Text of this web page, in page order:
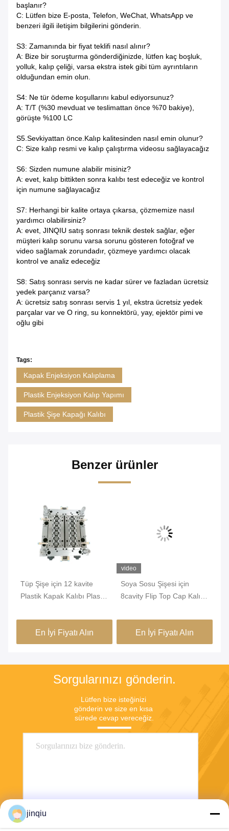
başlanır?
C: Lütfen bize E-posta, Telefon, WeChat, WhatsApp ve
benzeri ilgili iletişim bilgilerini gönderin.
S3: Zamanında bir fiyat teklifi nasıl alınır?
A: Bize bir soruşturma gönderdiğinizde, lütfen kaç boşluk,
yolluk, kalıp çeliği, varsa ekstra istek gibi tüm ayrıntıların
olduğundan emin olun.
S4: Ne tür ödeme koşullarını kabul ediyorsunuz?
A: T/T (%30 mevduat ve teslimattan önce %70 bakiye),
görüşte %100 LC
S5.Sevkiyattan önce.Kalıp kalitesinden nasıl emin olunur?
C: Size kalıp resmi ve kalıp çalıştırma videosu sağlayacağız
S6: Sizden numune alabilir misiniz?
A: evet, kalıp bittikten sonra kalıbı test edeceğiz ve kontrol
için numune sağlayacağız
S7: Herhangi bir kalite ortaya çıkarsa, çözmemize nasıl
yardımcı olabilirsiniz?
A: evet, JINQIU satış sonrası teknik destek sağlar, eğer
müşteri kalıp sorunu varsa sorunu gösteren fotoğraf ve
video sağlamak zorundadır, çözmeye yardımcı olacak
kontrol ve analiz edeceğiz
S8: Satış sonrası servis ne kadar sürer ve fazladan ücretsiz
yedek parçanız varsa?
A: ücretsiz satış sonrası servis 1 yıl, ekstra ücretsiz yedek
parçalar var ve O ring, su konnektörü, yay, ejektör pimi ve
oğlu gibi
Tags:
Kapak Enjeksiyon Kalıplama
Plastik Enjeksiyon Kalıp Yapımı
Plastik Şişe Kapağı Kalıbı
Benzer ürünler
Tüp Şişe için 12 kavite
Plastik Kapak Kalıbı Plastik
En İyi Fiyatı Alın
video
Soya Sosu Şişesi için
8cavity Flip Top Cap Kalıp
Halkası
En İyi Fiyatı Alın
Sorgularınızı gönderin.
Lütfen bize isteğinizi
gönderin ve size en kısa
sürede cevap vereceğiz.
jinqiu